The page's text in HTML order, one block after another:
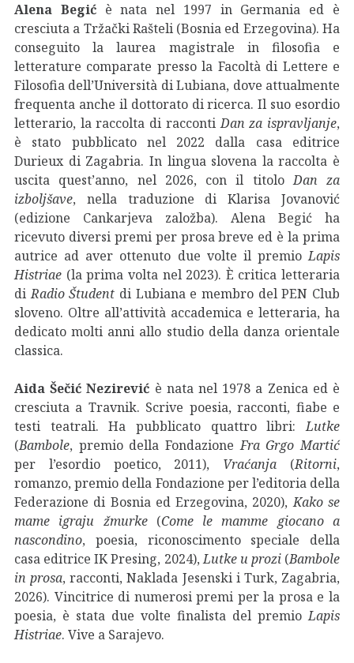
Alena Begićè nata nel 1997 in Germania ed è
cresciuta a Tržački Rašteli (Bosnia ed Erzegovina). Ha
conseguito la laurea magistrale in filosofia e
letterature comparate presso la Facoltà di Lettere e
Filosofia dell’Università di Lubiana, dove attualmente
frequenta anche il dottorato di ricerca. Il suo esordio
letterario, la raccolta di raccontiDan za ispravljanje,
è stato pubblicato nel 2022 dalla casa editrice
Durieux di Zagabria. In lingua slovena la raccolta è
uscita quest’anno, nel 2026, con il titoloDan za
izboljšave, nella traduzione di Klarisa Jovanović
(edizione Cankarjeva založba). Alena Begić ha
ricevuto diversi premi per prosa breve ed è la prima
autrice ad aver ottenuto due volte il premioLapis
Histriae (la prima volta nel 2023). È critica letteraria
diRadio Študent di Lubiana e membro del PEN Club
sloveno. Oltre all’attività accademica e letteraria, ha
dedicato molti anni allo studio della danza orientale
classica.
Aida Šečić Nezirević è nata nel 1978 a Zenica ed è
cresciuta a Travnik. Scrive poesia, racconti, fiabe e
testi teatrali. Ha pubblicato quattro libri:Lutke
(Bambole, premio della FondazioneFra Grgo Martić
per l’esordio poetico, 2011), Vraćanja (Ritorni,
romanzo, premio della Fondazione per l’editoria della
Federazione di Bosnia ed Erzegovina, 2020),Kako se
mame igraju žmurke(Come le mamme giocano a
nascondino, poesia, riconoscimento speciale della
casa editrice IK Presing, 2024),Lutke u prozi(Bambole
in prosa, racconti, Naklada Jesenski i Turk, Zagabria,
2026). Vincitrice di numerosi premi per la prosa e la
poesia, è stata due volte finalista del premioLapis
Histriae. Vive a Sarajevo.